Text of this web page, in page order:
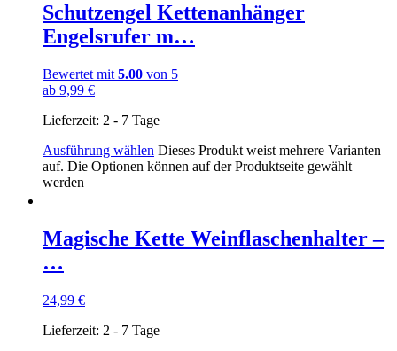
Schutzengel Kettenanhänger
Engelsrufer m…
Bewertet mit 5.00 von 5
ab 9,99 €
Lieferzeit: 2 - 7 Tage
Ausführung wählen Dieses Produkt weist mehrere Varianten
auf. Die Optionen können auf der Produktseite gewählt
werden
Magische Kette Weinflaschenhalter –
…
24,99 €
Lieferzeit: 2 - 7 Tage